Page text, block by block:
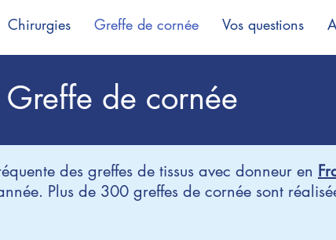
Chirurgies Greffe de cornée Vos questions
Greffe de cornée
des greffes de tissus avec donneur en
Plus de 300 greffes de cornée sont